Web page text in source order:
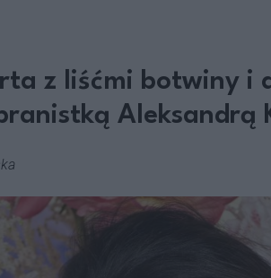
z liśćmi botwiny i
Aleksandrą